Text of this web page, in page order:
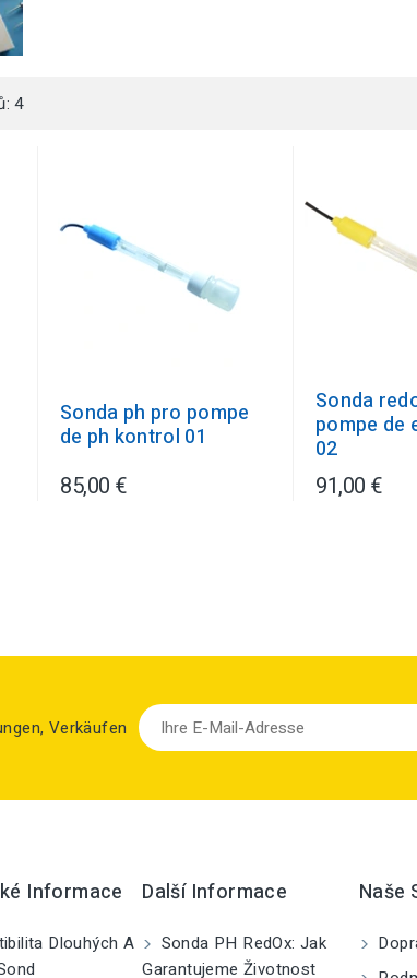
4
Sonda ph pro pompe
de ph kontrol 01
85,00 €
Sonda
pompe de
02
91,00 €
Verkäufen
Informace
Dlouhých A
Další Informace
Sonda PH RedOx: Jak
Garantujeme Životnost
Naše